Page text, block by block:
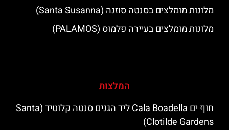
מלונות מומלצים בסנטה סוזנה (Santa Susanna)
מלונות מומלצים בעיירה פלמוס (PALAMOS)
המלצות
חוף ים Cala Boadella ליד הגנים סנטה קלוטיד (Santa
Clotilde Gardens)